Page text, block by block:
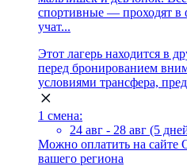
спортивные — проходят в
учат...
Этот лагерь находится в
перед бронированием
условиями трансфера,
1 смена:
24 авг - 28 авг (5
Можно оплатить на сайте
вашего региона